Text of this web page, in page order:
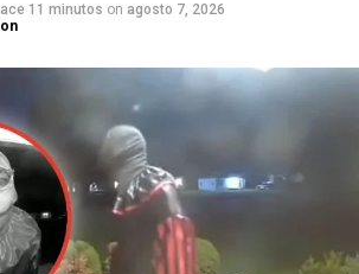
11 minutos on agosto 7, 2026